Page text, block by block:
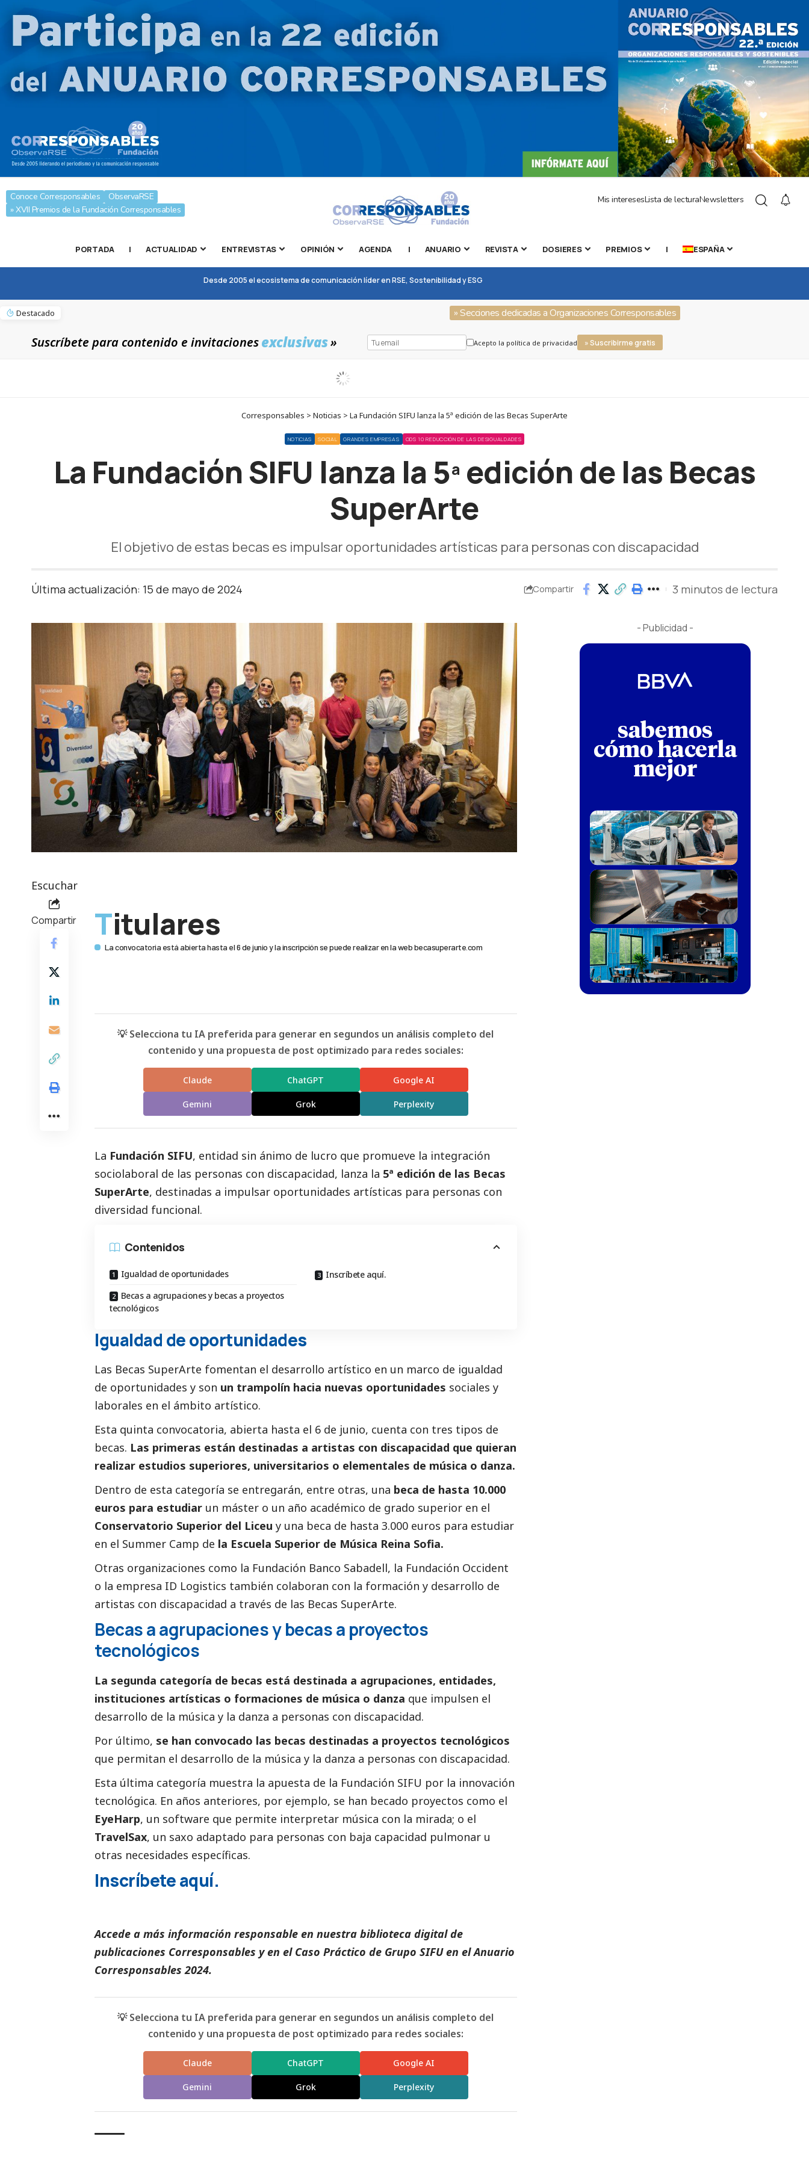
Conoce Corresponsables
ObservaRSE
» XVII Premios de la Fundación Corresponsables
Mis interesesLista de lecturaNewsletters
PORTADA | ACTUALIDAD ENTREVISTAS OPINIÓN AGENDA | ANUARIO REVISTA DOSIERES PREMIOS | ESPAÑA
Desde 2005 el ecosistema de comunicación líder en RSE, Sostenibilidad y ESG
Destacado » Secciones dedicadas a Organizaciones Corresponsables
Suscríbete para contenido e invitacionesexclusivas» Acepto la política de privacidad » Suscribirme gratis
Corresponsables > Noticias > La Fundación SIFU lanza la 5ª edición de las Becas SuperArte
NOTICIAS SOCIAL GRANDES EMPRESAS ODS 10 REDUCCIÓN DE LAS DESIGUALDADES
La Fundación SIFU lanza la 5ª edición de las Becas
SuperArte
El objetivo de estas becas es impulsar oportunidades artísticas para personas con discapacidad
Última actualización: 15 de mayo de 2024 Compartir 3 minutos de lectura
Escuchar
Compartir Titulares
La convocatoria está abierta hasta el 6 de junio y la inscripción se puede realizar en la web becasuperarte.com
💡 Selecciona tu IA preferida para generar en segundos un análisis completo del
contenido y una propuesta de post optimizado para redes sociales:
Claude ChatGPT Google AI
Gemini Grok Perplexity
La Fundación SIFU, entidad sin ánimo de lucro que promueve la integración
sociolaboral de las personas con discapacidad, lanza la 5ª edición de las Becas
SuperArte, destinadas a impulsar oportunidades artísticas para personas con
diversidad funcional.
Contenidos
Igualdad de oportunidades
Becas a agrupaciones y becas a proyectos
tecnológicos
Inscríbete aquí.
Igualdad de oportunidades
Las Becas SuperArte fomentan el desarrollo artístico en un marco de igualdad
de oportunidades y son un trampolín hacia nuevas oportunidades sociales y
laborales en el ámbito artístico.
Esta quinta convocatoria, abierta hasta el 6 de junio, cuenta con tres tipos de
becas. Las primeras están destinadas a artistas con discapacidad que quieran
realizar estudios superiores, universitarios o elementales de música o danza.
Dentro de esta categoría se entregarán, entre otras, una beca de hasta 10.000
euros para estudiar un máster o un año académico de grado superior en el
Conservatorio Superior del Liceu y una beca de hasta 3.000 euros para estudiar
en el Summer Camp de la Escuela Superior de Música Reina Sofia.
Otras organizaciones como la Fundación Banco Sabadell, la Fundación Occident
o la empresa ID Logistics también colaboran con la formación y desarrollo de
artistas con discapacidad a través de las Becas SuperArte.
Becas a agrupaciones y becas a proyectos
tecnológicos
La segunda categoría de becas está destinada a agrupaciones, entidades,
instituciones artísticas o formaciones de música o danza que impulsen el
desarrollo de la música y la danza a personas con discapacidad.
Por último, se han convocado las becas destinadas a proyectos tecnológicos
que permitan el desarrollo de la música y la danza a personas con discapacidad.
Esta última categoría muestra la apuesta de la Fundación SIFU por la innovación
tecnológica. En años anteriores, por ejemplo, se han becado proyectos como el
EyeHarp, un software que permite interpretar música con la mirada; o el
TravelSax, un saxo adaptado para personas con baja capacidad pulmonar u
otras necesidades específicas.
Inscríbeteaquí.
Accede a más información responsable en nuestra biblioteca digital de
publicaciones Corresponsables y en el Caso Práctico de Grupo SIFUen elAnuario
Corresponsables 2024.
💡 Selecciona tu IA preferida para generar en segundos un análisis completo del
contenido y una propuesta de post optimizado para redes sociales:
Claude ChatGPT Google AI
Gemini Grok Perplexity
- Publicidad -